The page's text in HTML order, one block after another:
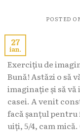
POSTED
27
ian.
Exercițiu de
Bună! Astăzi o să
imaginație și să
casei. A venit
facă șanțul pentru
uiți, 5/4, cam